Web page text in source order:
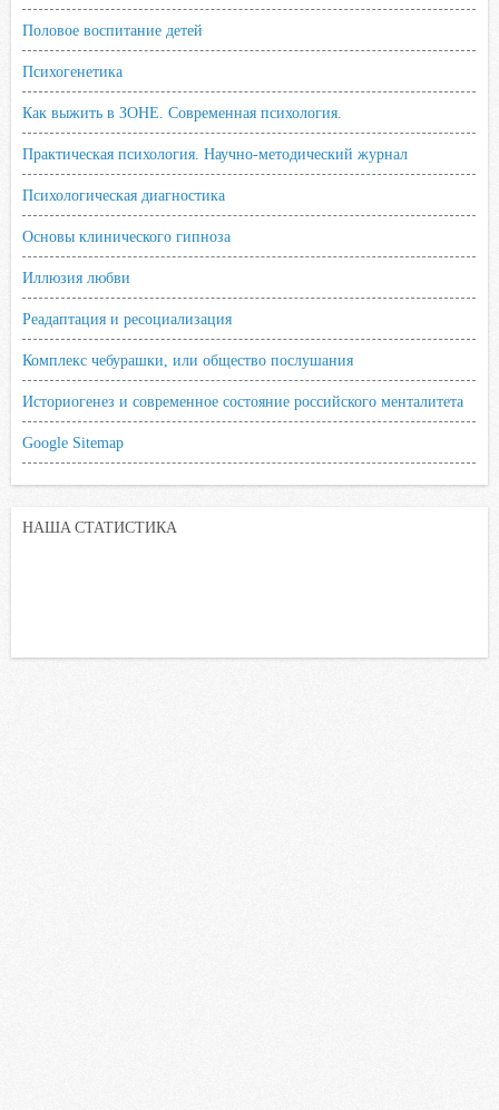
Половое воспитание детей
Психогенетика
Как выжить в ЗОНЕ. Современная психология.
Практическая психология. Научно-методический журнал
Психологическая диагностика
Основы клинического гипноза
Иллюзия любви
Реадаптация и ресоциализация
Комплекс чебурашки, или общество послушания
Историогенез и современное состояние российского менталитета
Google Sitemap
НАША СТАТИСТИКА